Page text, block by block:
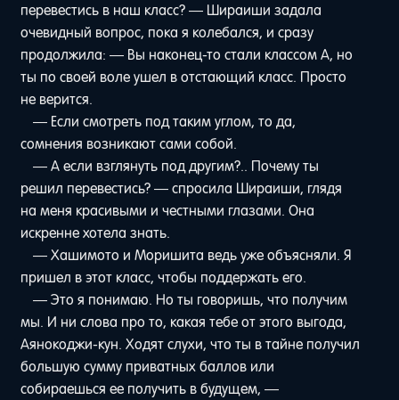
перевестись в наш класс? — Шираиши задала
очевидный вопрос, пока я колебался, и сразу
продолжила: — Вы наконец-то стали классом A, но
ты по своей воле ушел в отстающий класс. Просто
не верится.
— Если смотреть под таким углом, то да,
сомнения возникают сами собой.
— А если взглянуть под другим?.. Почему ты
решил перевестись? — спросила Шираиши, глядя
на меня красивыми и честными глазами. Она
искренне хотела знать.
— Хашимото и Моришита ведь уже объясняли. Я
пришел в этот класс, чтобы поддержать его.
— Это я понимаю. Но ты говоришь, что получим
мы. И ни слова про то, какая тебе от этого выгода,
Аянокоджи-кун. Ходят слухи, что ты в тайне получил
большую сумму приватных баллов или
собираешься ее получить в будущем, —